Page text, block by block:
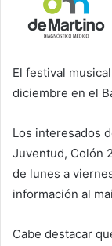
El festival
diciembre en el
Los interesados
Juventud, Colón
de lunes a
información al
Cabe destacar